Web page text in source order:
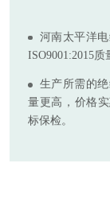
河南太平洋
ISO9001:2015质
生产所需的
量更高，价格
标保检。